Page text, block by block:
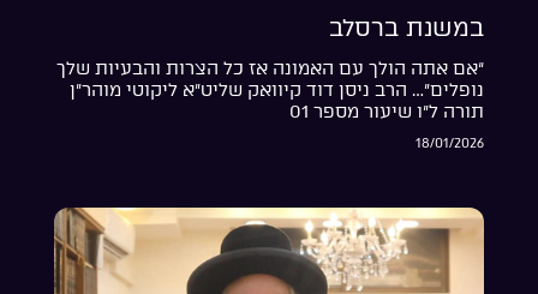
במשנת ברסלב
“אם אתה הולך עם האמונה אז כל הצרות והבעיות שלך
נופלים”… הרב ניסן דוד קיוואק שליט”א ליקוטי מוהר”ן
תורה ל”ו שיעור מספר 01
18/01/2026